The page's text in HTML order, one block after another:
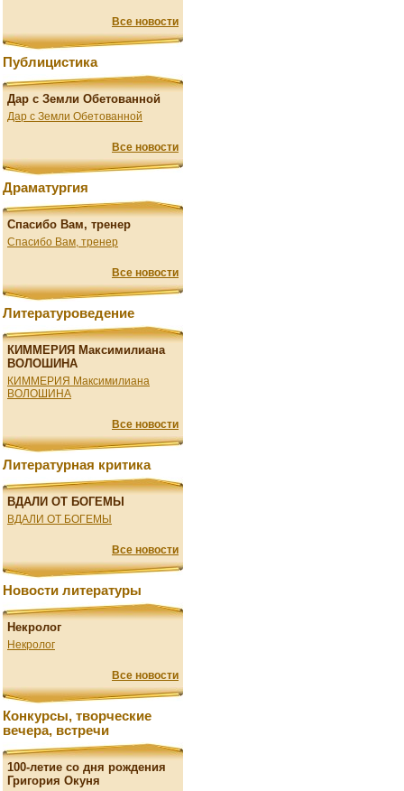
Все новости
Публицистика
Дар с Земли Обетованной
Дар с Земли Обетованной
Все новости
Драматургия
Спасибо Вам, тренер
Спасибо Вам, тренер
Все новости
Литературоведение
КИММЕРИЯ Максимилиана
ВОЛОШИНА
КИММЕРИЯ Максимилиана
ВОЛОШИНА
Все новости
Литературная критика
ВДАЛИ ОТ БОГЕМЫ
ВДАЛИ ОТ БОГЕМЫ
Все новости
Новости литературы
Некролог
Некролог
Все новости
Конкурсы, творческие
вечера, встречи
100-летие со дня рождения
Григория Окуня